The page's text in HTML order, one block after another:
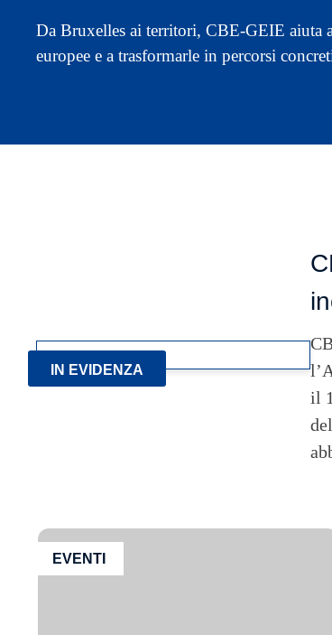
Da Bruxelles ai territori, CBE-GEIE aiuta
europee e a trasformarle in percorsi
IN EVIDENZA
il
EVENTI